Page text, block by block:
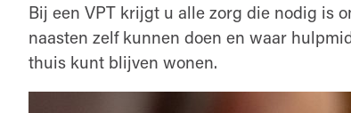
Bij een VPT krijgt u alle zorg die nodig is
naasten zelf kunnen doen en waar
thuis kunt blijven wonen.